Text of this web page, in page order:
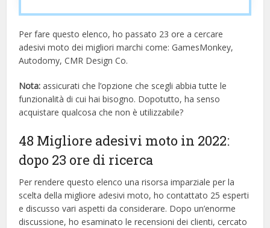
Per fare questo elenco, ho passato 23 ore a cercare
adesivi moto dei migliori marchi come: GamesMonkey,
Autodomy, CMR Design Co.
Nota: assicurati che l’opzione che scegli abbia tutte le
funzionalità di cui hai bisogno. Dopotutto, ha senso
acquistare qualcosa che non è utilizzabile?
48 Migliore adesivi moto in 2022:
dopo 23 ore di ricerca
Per rendere questo elenco una risorsa imparziale per la
scelta della migliore adesivi moto, ​​ho contattato 25 esperti
e discusso vari aspetti da considerare. Dopo un’enorme
discussione, ho esaminato le recensioni dei clienti, cercato